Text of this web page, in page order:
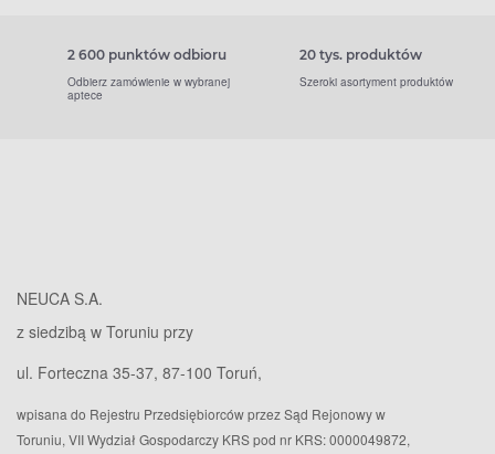
2 600 punktów odbioru
Odbierz zamówienie w wybranej
aptece
20 tys. produktów
Szeroki asortyment produktów
NEUCA S.A.
z siedzibą w Toruniu przy
ul. Forteczna 35-37, 87-100 Toruń,
wpisana do Rejestru Przedsiębiorców przez Sąd Rejonowy w
Toruniu, VII Wydział Gospodarczy KRS pod nr KRS: 0000049872,